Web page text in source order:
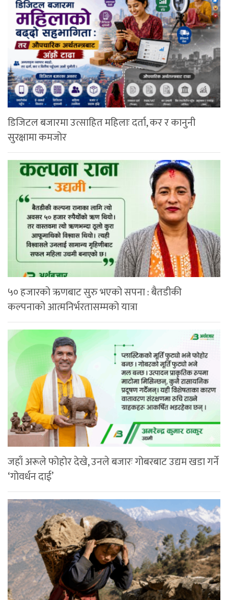
डिजिटल बजारमा उत्साहित महिलाः दर्ता, कर र कानुनी
सुरक्षामा कमजोर
५० हजारको ऋणबाट सुरु भएको सपना : बैतडीकी
कल्पनाको आत्मनिर्भरतासम्मको यात्रा
जहाँ अरूले फोहोर देखे, उनले बजारः गोबरबाट उद्यम खडा गर्ने
‘गोवर्धन दाई’